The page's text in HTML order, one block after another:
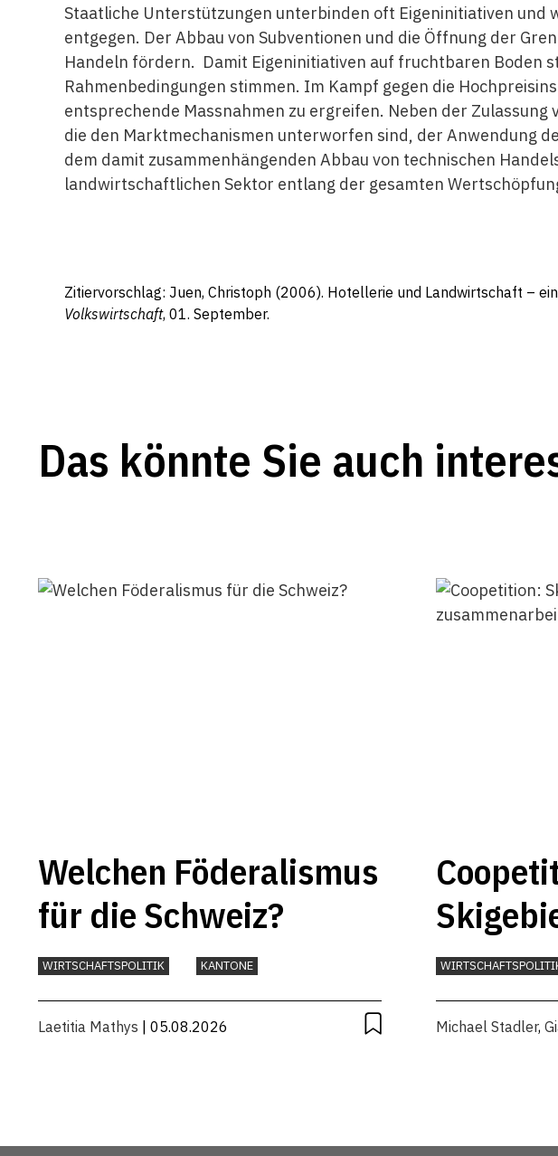
Staatliche Unterstützungen unterbinden oft Eigeninitiativen und
entgegen. Der Abbau von Subventionen und die Öffnung der
Handeln fördern. Damit Eigeninitiativen auf fruchtbaren Boden
Rahmenbedingungen stimmen. Im Kampf gegen die
entsprechende Massnahmen zu ergreifen. Neben der Zulassung
die den Marktmechanismen unterworfen sind, der Anwendung
dem damit zusammenhängenden Abbau von technischen
landwirtschaftlichen Sektor entlang der gesamten
Zitiervorschlag: Juen, Christoph (2006). Hotellerie und Landwirtschaft –
Volkswirtschaft, 01. September.
Das könnte Sie auch
Welchen Föderalismus
für die Schweiz?
WIRTSCHAFTSPOLITIK KANTONE
Laetitia Mathys | 05.08.2026
mehr
Michael Stadler,